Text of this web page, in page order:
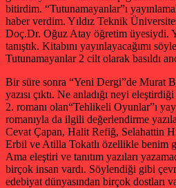
bitirdim. “Tutunamayanlar”ı
haber verdim. Yıldız Teknik
Doç.Dr. Oğuz Atay öğretim üyesiydi.
tanıştık. Kitabını yayınlayacağımı
Tutunamayanlar 2 cilt olarak basıldı
Bir süre sonra “Yeni Dergi”de Murat
yazısı çıktı. Ne anladığı neyi
2. romanı olan“Tehlikeli Oyunlar”ı
romanıyla da ilgili değerlendirme
Cevat Çapan, Halit Refiğ, Selahattin
Erbil ve Atilla Tokatlı özellikle benim
Ama eleştiri ve tanıtım yazıları
birçok insan vardı. Söylendiği gibi
edebiyat dünyasından birçok dostları